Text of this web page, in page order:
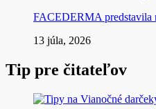
FACEDERMA predstavila
13 júla, 2026
Tip pre čitateľov